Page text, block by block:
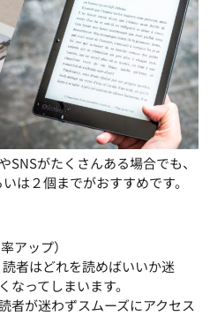
がたくさんある場合でも、
は２個までがおすすめです。
アップ）
者はどれを読めばいいか迷
なってしまいます。
者が迷わずスムーズにアクセス